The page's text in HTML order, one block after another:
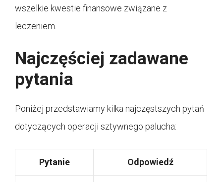
wszelkie kwestie finansowe związane z
leczeniem.
Najczęściej zadawane
pytania
Poniżej przedstawiamy kilka najczęstszych pytań
dotyczących operacji sztywnego palucha:
Pytanie Odpowiedź